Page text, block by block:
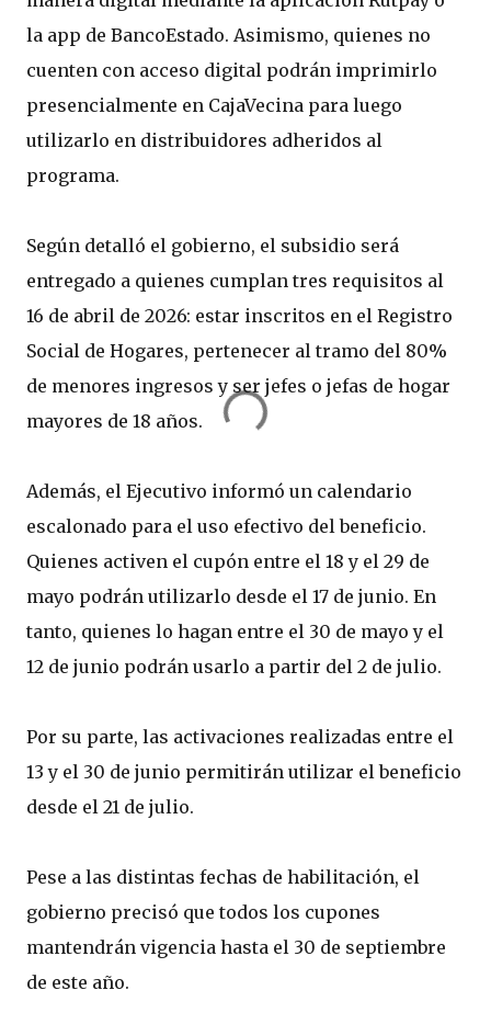
la app de BancoEstado. Asimismo, quienes no
cuenten con acceso digital podrán imprimirlo
presencialmente en CajaVecina para luego
utilizarlo en distribuidores adheridos al
programa.
Según detalló el gobierno, el subsidio será
entregado a quienes cumplan tres requisitos al
16 de abril de 2026: estar inscritos en el Registro
Social de Hogares, pertenecer al tramo del 80%
de menores ingresos y ser jefes o jefas de hogar
mayores de 18 años.
Además, el Ejecutivo informó un calendario
escalonado para el uso efectivo del beneficio.
Quienes activen el cupón entre el 18 y el 29 de
mayo podrán utilizarlo desde el 17 de junio. En
tanto, quienes lo hagan entre el 30 de mayo y el
12 de junio podrán usarlo a partir del 2 de julio.
Por su parte, las activaciones realizadas entre el
13 y el 30 de junio permitirán utilizar el beneficio
desde el 21 de julio.
Pese a las distintas fechas de habilitación, el
gobierno precisó que todos los cupones
mantendrán vigencia hasta el 30 de septiembre
de este año.